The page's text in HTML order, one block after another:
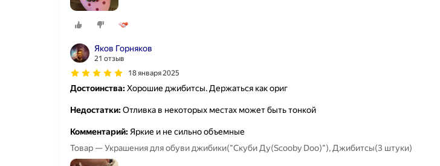
Яков Горняков
21 отзыв
18 января 2025
Достоинства:Хорошие джибитсы. Держаться как ориг
Недостатки:Отливка в некоторых местах может быть тонкой
Комментарий: Яркие и не сильно объемные
Товар — Украшения для обуви джибики("Скуби Ду(Scooby Doo)"), Джибитсы(3 штуки)